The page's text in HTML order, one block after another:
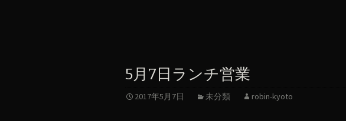
5月7日ランチ営業
2017年5月7日 未分類 robin-kyoto